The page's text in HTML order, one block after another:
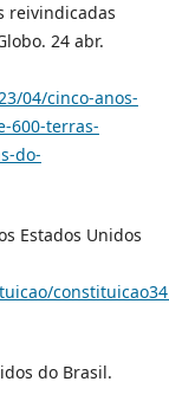
reivindicadas
24 abr.
04/cinco-anos-
600-terras-
do-
Estados Unidos
do Brasil.